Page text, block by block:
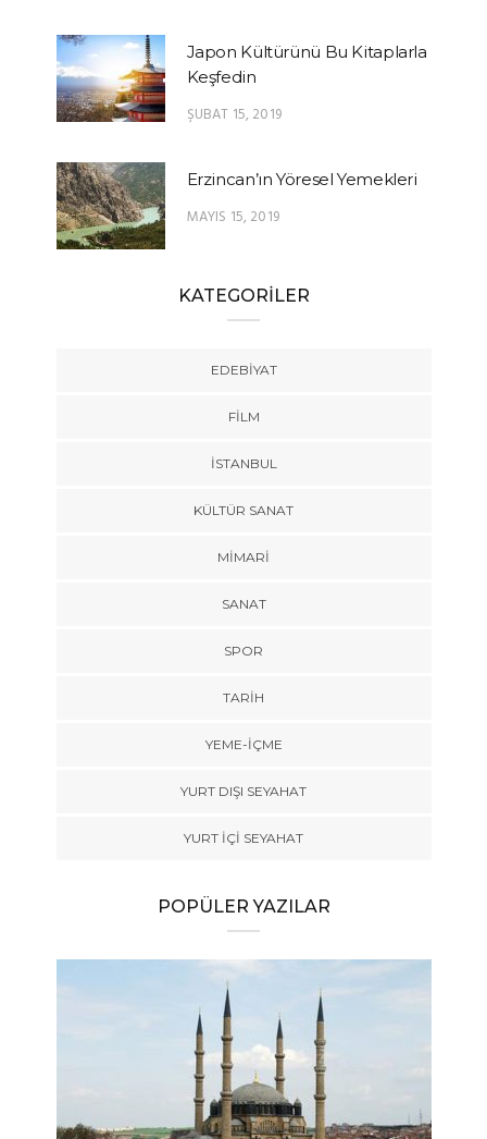
Japon Kültürünü Bu Kitaplarla
Keşfedin
ŞUBAT 15, 2019
Erzincan’ın Yöresel Yemekleri
MAYIS 15, 2019
KATEGORİLER
EDEBIYAT
FILM
İSTANBUL
KÜLTÜR SANAT
MIMARI
SANAT
SPOR
TARİH
YEME-İÇME
YURT DIŞI SEYAHAT
YURT İÇİ SEYAHAT
POPÜLER YAZILAR